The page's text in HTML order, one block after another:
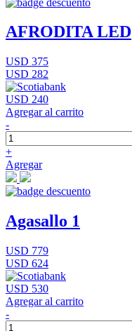
AFRODITA LED
USD 375
USD 282
USD 240
Agregar al carrito
-
+
Agregar
Agasallo 1
USD 779
USD 624
USD 530
Agregar al carrito
-